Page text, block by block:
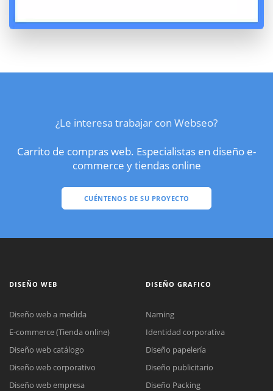
¿Le interesa trabajar con Webseo?
Carrito de compras web. Especialistas en diseño e-
commerce y tiendas online
CUÉNTENOS DE SU PROYECTO
DISEÑO WEB
Diseño web a medida
E-commerce (Tienda online)
Diseño web catálogo
Diseño web corporativo
Diseño web empresa
DISEÑO GRAFICO
Naming
Identidad corporativa
Diseño papelería
Diseño publicitario
Diseño Packing